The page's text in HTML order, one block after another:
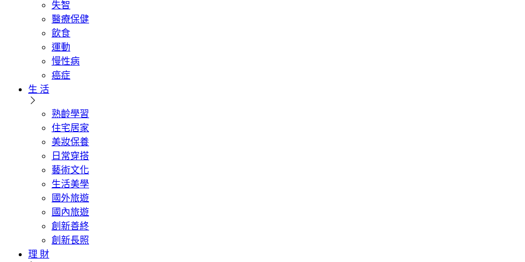
失智
醫療保健
飲食
運動
慢性病
癌症
生 活
熟齡學習
住宅居家
美妝保養
日常穿搭
藝術文化
生活美學
國外旅遊
國內旅遊
創新善終
創新長照
理 財